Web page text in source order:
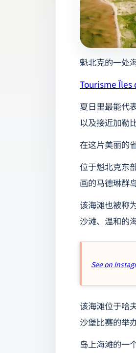
魁北克的一处
Tourisme Îles
夏日里最能代
以及接近加勒
在这片美丽的
位于魁北克东
画的马德琳群
该海滩也被称
沙滩、温和的
See on
该海滩位于哈
沙堡比赛的举
岛上海滩的一